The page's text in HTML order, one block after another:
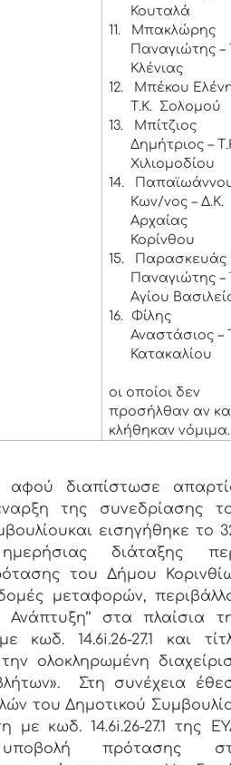
Κουταλά
11.
Μπακλώρης
Παναγιώτης –
Κλένιας
12.
Μπέκου
Τ.Κ. Σολομού
13.
Μπίτζιος
Δημήτριος –
Χιλιομοδίου
14.
Κων/νος – Δ.Κ.
Αρχαίας
Κορίνθου
15.
Παρασκευάς
Παναγιώτης –
Αγίου
16. Φίλης
Αναστάσιος –
Κατακαλίου
οι οποίοι δεν
προσήλθαν αν
κλήθηκαν νόμιμα.
διαπίστωσε
της συνεδρίασης
εισηγήθηκε το
διάταξης
του Δήμου
μεταφορών,
Ανάπτυξη’’ στα πλαίσια
κωδ. 14.6i.26-27.1 και
την ολοκληρωμένη
Στη συνέχεια
του Δημοτικού
με κωδ. 14.6i.26-27.1 της
πρότασης